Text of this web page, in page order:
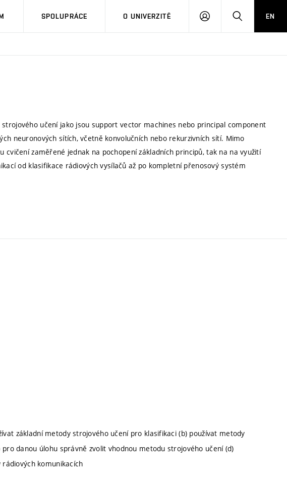
SPOLUPRÁCE O UNIVERZITĚ
PŘIHLÁSIT HLEDATEN
učení jako jsou support vector machines nebo principal component
neuronových sítích, včetně konvolučních nebo rekurzivních sítí. Mimo
cvičení zaměřené jednak na pochopení základních principů, tak na na využití
od klasifikace rádiových vysílačů až po kompletní přenosový systém
základní metody strojového učení pro klasifikaci (b) používat metody
danou úlohu správně zvolit vhodnou metodu strojového učení (d)
komunikacích